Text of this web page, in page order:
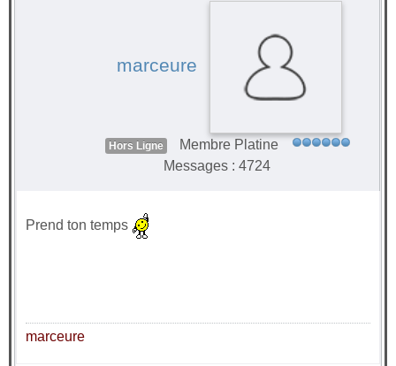
marceure
Hors Ligne
Membre Platine
Messages : 4724
Prend ton temps
marceure